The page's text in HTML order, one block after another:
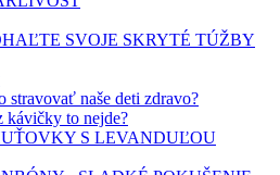
SVOJE SKRYTÉ TÚŽBY
stravovať naše deti zdravo?
kávičky to nejde?
S LEVANDUĽOU